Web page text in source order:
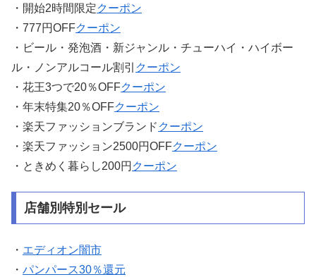
・開始2時間限定クーポン
・777円OFFクーポン
・ビール・発泡酒・新ジャンル・チューハイ・ハイボー
ル・ノンアルコール割引 クーポン
・花王3つで20％OFFクーポン
・年末特集20％OFFクーポン
・楽天ファッションブランド クーポン
・楽天ファッション2500円OFFクーポン
・ときめく暮らし200円 クーポン
店舗別特別セール
・ エディオン闇市
・ パンパース30％還元